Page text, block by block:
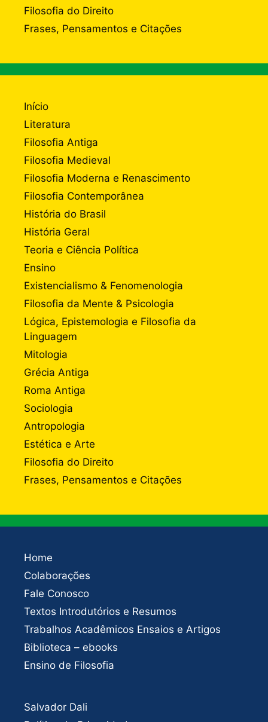
Filosofia do Direito
Frases, Pensamentos e Citações
Início
Literatura
Filosofia Antiga
Filosofia Medieval
Filosofia Moderna e Renascimento
Filosofia Contemporânea
História do Brasil
História Geral
Teoria e Ciência Política
Ensino
Existencialismo & Fenomenologia
Filosofia da Mente & Psicologia
Lógica, Epistemologia e Filosofia da
Linguagem
Mitologia
Grécia Antiga
Roma Antiga
Sociologia
Antropologia
Estética e Arte
Filosofia do Direito
Frases, Pensamentos e Citações
Home
Colaborações
Fale Conosco
Textos Introdutórios e Resumos
Trabalhos Acadêmicos Ensaios e Artigos
Biblioteca – ebooks
Ensino de Filosofia
Salvador Dali